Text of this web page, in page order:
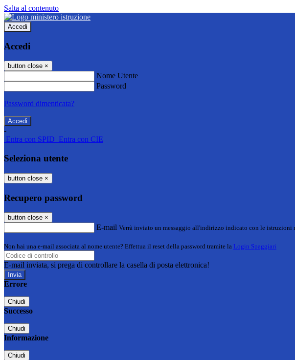
Salta al contenuto
Accedi
Accedi
button close ×
Nome Utente
Password
Password dimenticata?
-
Entra con SPID Entra con CIE
Seleziona utente
button close ×
Recupero password
button close ×
E-mail Verrà inviato un messaggio all'indirizzo indicato con le istruzioni
Non hai una e-mail associata al nome utente? Effettua il reset della password tramite la Login Spaggiari
E-mail inviata, si prega di controllare la casella di posta elettronica!
Errore
Chiudi
Successo
Chiudi
Informazione
Chiudi